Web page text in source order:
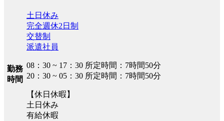
勤務
時間
土日休み
完全週休2日制
交替制
派遣社員
08：30 ~ 17：30 所定時間：7時間50分
20：30 ~ 05：30 所定時間：7時間50分
【休日休暇】
土日休み
有給休暇